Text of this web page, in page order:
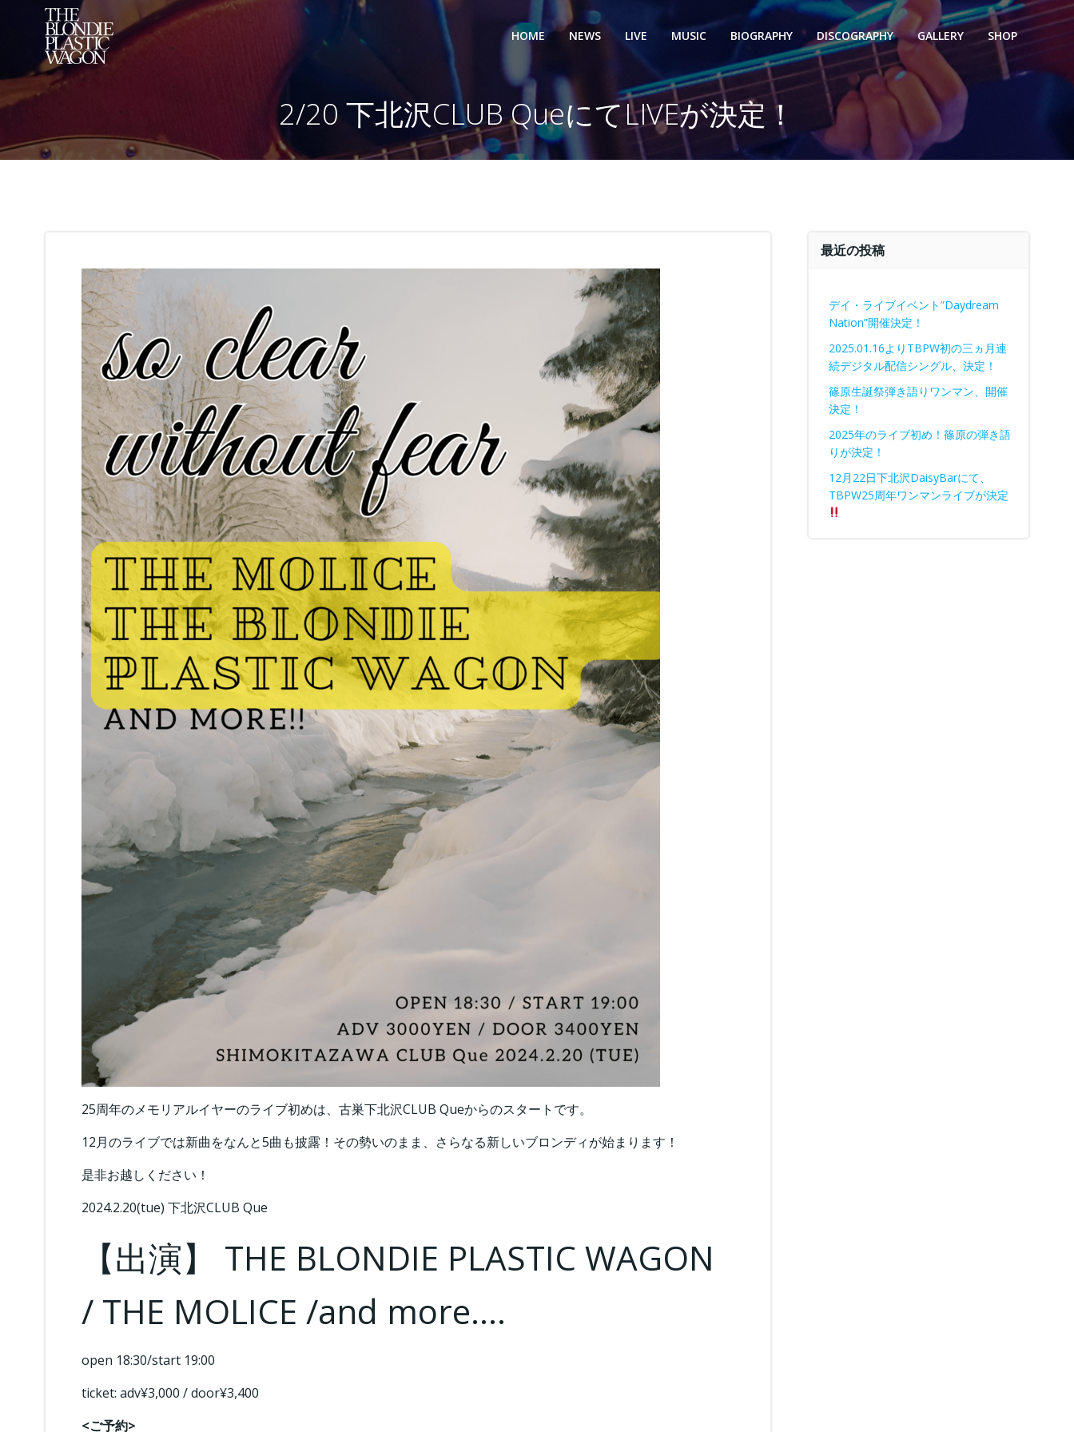
ツ
へ
キ
ッ
HOME NEWS LIVE MUSIC BIOGRAPHY DISCOGRAPHY GALLERY SHOP
2/20 下北沢CLUB QueにてLIVEが決定！
25周年のメモリアルイヤーのライブ初めは、古巣下北沢CLUB Queからのスタートです。
12月のライブでは新曲をなんと5曲も披露！その勢いのまま、さらなる新しいブロンディが始まります！
是非お越しください！
2024.2.20(tue) 下北沢CLUB Que
【出演】 THE BLONDIE PLASTIC WAGON
/ THE MOLICE /and more….
open 18:30/start 19:00
ticket: adv¥3,000 / door¥3,400
<ご予約>
最近の投稿
デイ・ライブイベント”Daydream
Nation”開催決定！
2025.01.16よりTBPW初の三ヵ月連
続デジタル配信シングル、決定！
篠原生誕祭弾き語りワンマン、開催
決定！
2025年のライブ初め！篠原の弾き語
りが決定！
12月22日下北沢DaisyBarにて、
TBPW25周年ワンマンライブが決定